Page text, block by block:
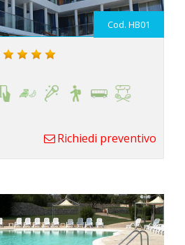
Cod. HB01
Richiedi preventivo